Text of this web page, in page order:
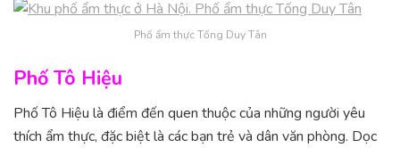
Phố ẩm thực Tống Duy Tân
Phố Tô Hiệu
Phố Tô Hiệu là điểm đến quen thuộc của những người yêu
thích ẩm thực, đặc biệt là các bạn trẻ và dân văn phòng. Dọc